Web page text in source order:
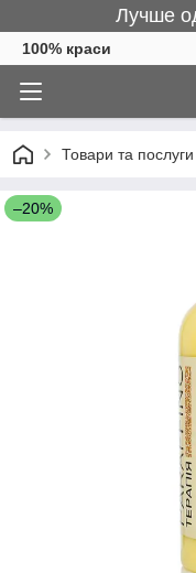
Лучше
100% краси
Товари та послуги
–20%